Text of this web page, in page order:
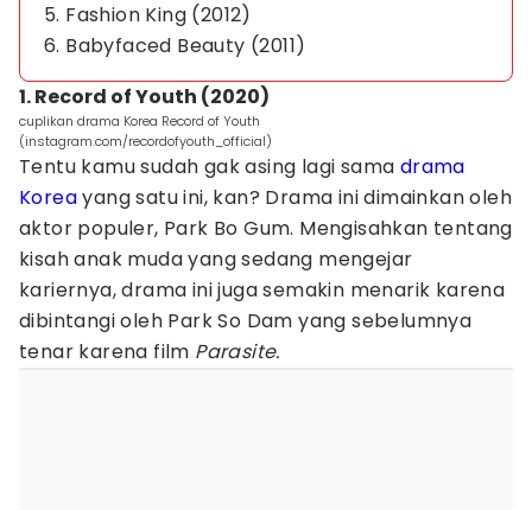
5. Fashion King (2012)
6. Babyfaced Beauty (2011)
1. Record of Youth (2020)
cuplikan drama Korea Record of Youth
(instagram.com/recordofyouth_official)
Tentu kamu sudah gak asing lagi sama drama
Koreayang satu ini, kan? Drama ini dimainkan oleh
aktor populer, Park Bo Gum. Mengisahkan tentang
kisah anak muda yang sedang mengejar
kariernya, drama ini juga semakin menarik karena
dibintangi oleh Park So Dam yang sebelumnya
tenar karena film Parasite.